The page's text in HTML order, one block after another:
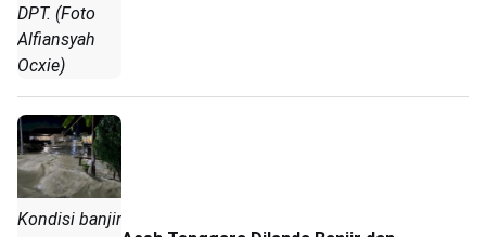
DPT. (Foto
Alfiansyah
Ocxie)
Kondisi banjir